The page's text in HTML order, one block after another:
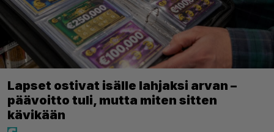
Lapset ostivat isälle lahjaksi arvan –
päävoitto tuli, mutta miten sitten
kävikään